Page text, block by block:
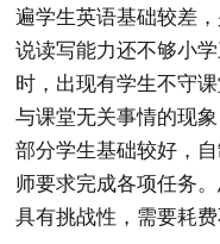
遍学生英语基础较差
说读写能力还不够小
时，出现有学生不守
与课堂无关事情的现
部分学生基础较好，
师要求完成各项任务
具有挑战性，需要耗费